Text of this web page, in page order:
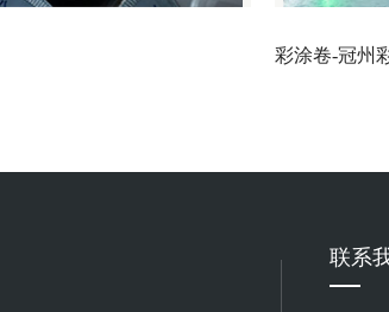
彩涂卷-冠州
联系